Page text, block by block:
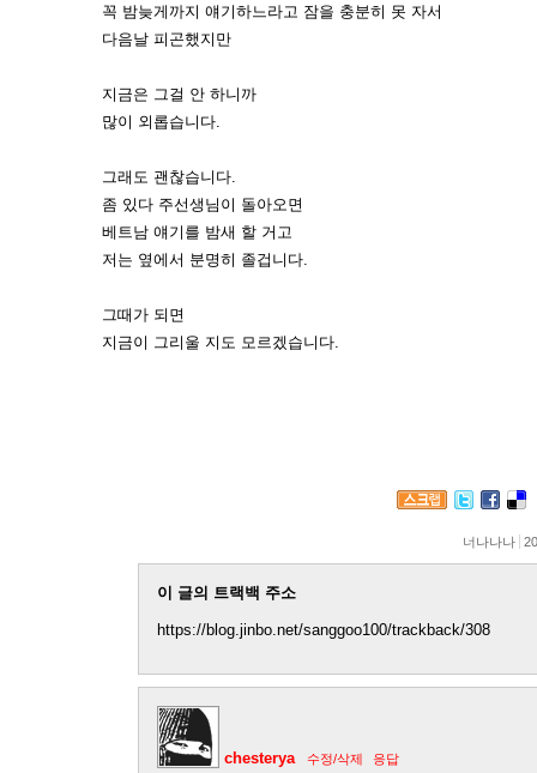
꼭 밤늦게까지 얘기하느라고 잠을 충분히 못 자서
다음날 피곤했지만
지금은 그걸 안 하니까
많이 외롭습니다.
그래도 괜찮습니다.
좀 있다 주선생님이 돌아오면
베트남 얘기를 밤새 할 거고
저는 옆에서 분명히 졸겁니다.
그때가 되면
지금이 그리울 지도 모르겠습니다.
너나나나
이 글의 트랙백 주소
https://blog.jinbo.net/sanggoo100/trackback/308
chesterya 수정/삭제 응답